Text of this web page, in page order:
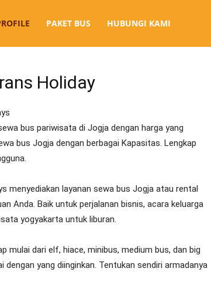
PAKET BUS HUBUNGI KAMI
Holiday
bus pariwisata di Jogja dengan harga yang
bus Jogja dengan berbagai Kapasitas. Lengkap
menyediakan layanan sewa bus Jogja atau rental
Anda. Baik untuk perjalanan bisnis, acara keluarga
yogyakarta untuk liburan.
mulai dari elf, hiace, minibus, medium bus, dan big
yang diinginkan. Tentukan sendiri armadanya